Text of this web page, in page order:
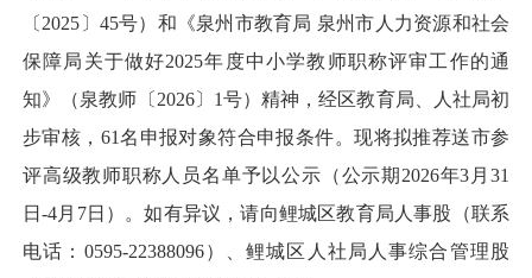
〔2025〕45号）和《泉州市教育局 泉州市人力资源和社会
保障局关于做好2025年度中小学教师职称评审工作的通
知》（泉教师〔2026〕1号）精神，经区教育局、人社局初
步审核，61名申报对象符合申报条件。现将拟推荐送市参
评高级教师职称人员名单予以公示（公示期2026年3月31
日-4月7日）。如有异议，请向鲤城区教育局人事股（联系
电话：0595-22388096）、鲤城区人社局人事综合管理股